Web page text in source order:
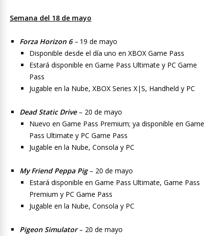
Semana del 18 de mayo
Forza Horizon 6– 19 de mayo
Disponible desde el día uno en XBOX Game Pass
Estará disponible en Game Pass Ultimate y PC Game
Pass
Jugable en la Nube, XBOX Series X|S, Handheld y PC
Dead Static Drive– 20 de mayo
Nuevo en Game Pass Premium; ya disponible en Game
Pass Ultimate y PC Game Pass
Jugable en la Nube, Consola y PC
My Friend Peppa Pig– 20 de mayo
Estará disponible en Game Pass Ultimate, Game Pass
Premium y PC Game Pass
Jugable en la Nube, Consola y PC
Pigeon Simulator– 20 de mayo